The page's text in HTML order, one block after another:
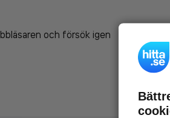
och försök igen